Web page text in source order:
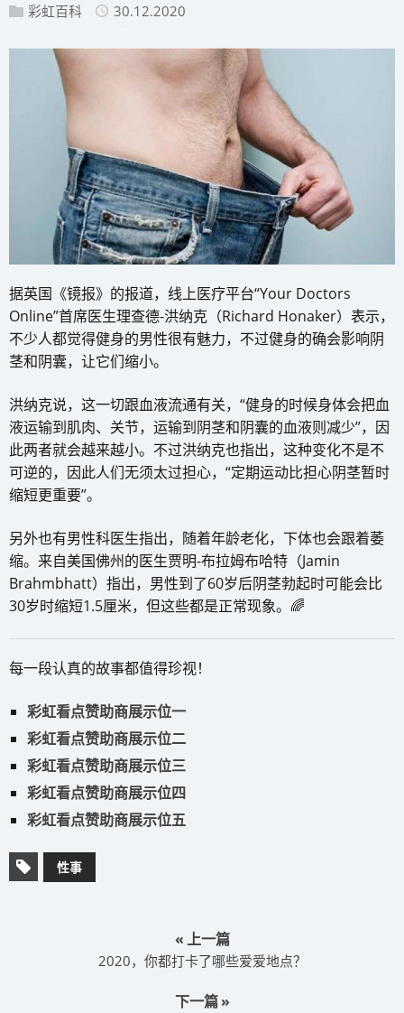
彩虹百科 30.12.2020
据英国《镜报》的报道，线上医疗平台“Your Doctors
Online”首席医生理查德-洪纳克（Richard Honaker）表示，
不少人都觉得健身的男性很有魅力，不过健身的确会影响阴
茎和阴囊，让它们缩小。
洪纳克说，这一切跟血液流通有关，“健身的时候身体会把血
液运输到肌肉、关节，运输到阴茎和阴囊的血液则减少”，因
此两者就会越来越小。不过洪纳克也指出，这种变化不是不
可逆的，因此人们无须太过担心，“定期运动比担心阴茎暂时
缩短更重要”。
另外也有男性科医生指出，随着年龄老化，下体也会跟着萎
缩。来自美国佛州的医生贾明-布拉姆布哈特（Jamin
Brahmbhatt）指出，男性到了60岁后阴茎勃起时可能会比
30岁时缩短1.5厘米，但这些都是正常现象。🌈
每一段认真的故事都值得珍视！
彩虹看点赞助商展示位一
彩虹看点赞助商展示位二
彩虹看点赞助商展示位三
彩虹看点赞助商展示位四
彩虹看点赞助商展示位五
性事
« 上一篇
2020，你都打卡了哪些爱爱地点？
下一篇 »